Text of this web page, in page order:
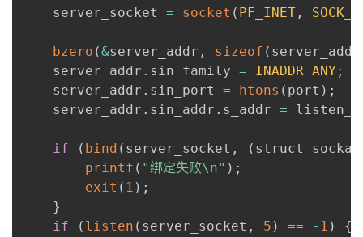
    server_socket
= socket ( PF_INET ,
bzero (&server_addr , sizeof ( server_addr
    server_addr
. sin_family = INADDR_ANY ;
    server_addr
. sin_port = htons ( port ) ;
    server_addr
. sin_addr . s_addr =
if ( bind ( server_socket , ( struct
printf ( "绑定失败\n" ) ;
exit ( 1 ) ;
}
if
( listen ( server_socket , 5 ) == - 1 )
{